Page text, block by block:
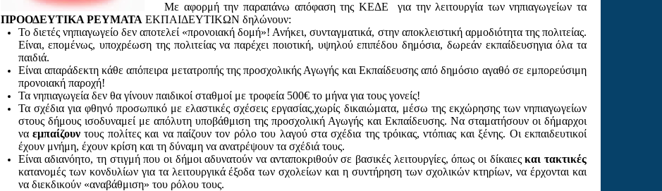
Με αφορμή την παραπάνω απόφαση της ΚΕΔΕ
για την λειτουργία των νηπιαγωγείων τα
ΠΡΟΟΔΕΥΤΙΚΑ ΡΕΥΜΑΤΑ ΕΚΠΑΙΔΕΥΤΙΚΩΝ δηλώνουν:
Το διετές νηπιαγωγείο δεν αποτελεί «προνοιακή δομή»! Ανήκει, συνταγματικά, στην αποκλειστική αρμοδιότητα της πολιτείας.
Είναι, επομένως, υποχρέωση της πολιτείας να παρέχει ποιοτική, υψηλού επιπέδου δημόσια, δωρεάν εκπαίδευσηγια όλα τα
παιδιά.
Είναι απαράδεκτη κάθε απόπειρα μετατροπής της προσχολικής Αγωγής και Εκπαίδευσης από δημόσιο αγαθό σε εμπορεύσιμη
προνοιακή παροχή!
Τα νηπιαγωγεία δεν θα γίνουν παιδικοί σταθμοί με τροφεία 500€ το μήνα για τους γονείς!
Τα σχέδια για φθηνό προσωπικό με ελαστικές σχέσεις εργασίας,χωρίς δικαιώματα, μέσω της εκχώρησης των νηπιαγωγείων
στους δήμους ισοδυναμεί με απόλυτη υποβάθμιση της προσχολική Αγωγής και Εκπαίδευσης. Να σταματήσουν οι δήμαρχοι
ναεμπαίζουν τους πολίτες και να παίζουν τον ρόλο του λαγού στα σχέδια της τρόικας, ντόπιας και ξένης. Οι εκπαιδευτικοί
έχουν μνήμη, έχουν κρίση και τη δύναμη να ανατρέψουν τα σχέδιά τους.
Είναι αδιανόητο, τη στιγμή που οι δήμοι αδυνατούν να ανταποκριθούν σε βασικές λειτουργίες, όπως οι δίκαιεςκαι τακτικές
κατανομές των κονδυλίων για τα λειτουργικά έξοδα των σχολείων και η συντήρηση των σχολικών κτηρίων, να έρχονται και
να διεκδικούν «αναβάθμιση» του ρόλου τους.